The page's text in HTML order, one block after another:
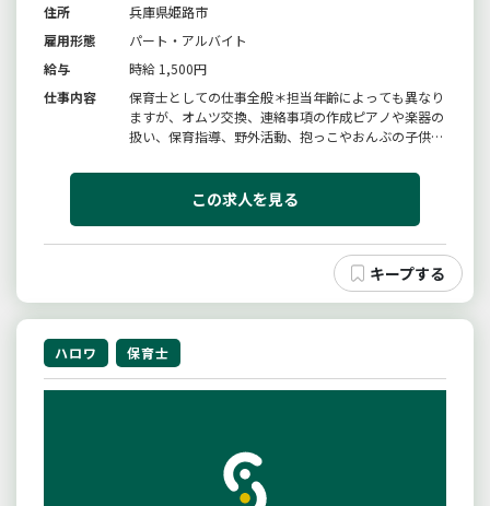
住所
兵庫県姫路市
雇用形態
パート・アルバイト
給与
時給 1,500円
仕事内容
保育士としての仕事全般＊担当年齢によっても異なり
ますが、オムツ交換、連絡事項の作成ピアノや楽器の
扱い、保育指導、野外活動、抱っこやおんぶの子供と
の清掃制作物の作成、保育日誌の作成、その他＊面接
時にハローワーク紹介状・履歴書（写真貼付）・職務
この求人を見る
ハロワ 保育士